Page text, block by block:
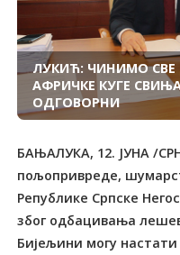
ЛУКИЋ: ЧИНИМО
АФРИЧКЕ КУГЕ
ОДГОВОРНИ
БАЊАЛУКА, 12. ЈУНА /
пољопривреде,
Републике Српске
због одбацивања
Бијељини могу